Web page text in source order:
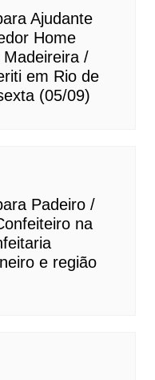
Ajudante
Home
/
em Rio de
(05/09)
Padeiro /
na
e região